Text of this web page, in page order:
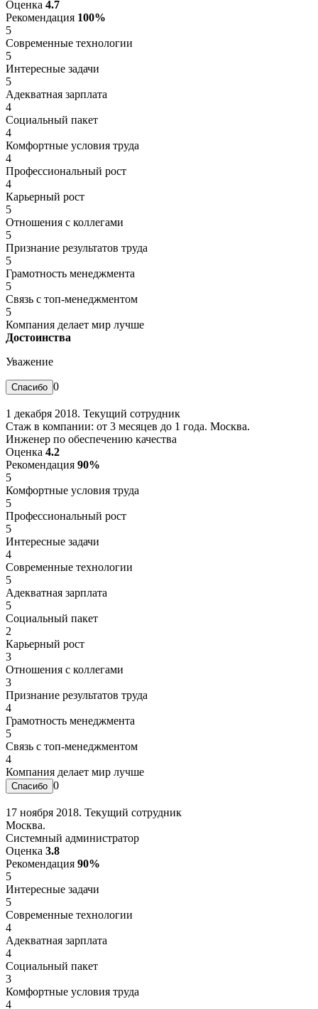
Оценка 4.7
Рекомендация 100%
5
Современные технологии
5
Интересные задачи
5
Адекватная зарплата
4
Социальный пакет
4
Комфортные условия труда
4
Профессиональный рост
4
Карьерный рост
5
Отношения с коллегами
5
Признание результатов труда
5
Грамотность менеджмента
5
Связь с топ-менеджментом
5
Компания делает мир лучше
Достоинства
Уважение
0
1 декабря 2018. Текущий сотрудник
Стаж в компании: от 3 месяцев до 1 года. Москва.
Инженер по обеспечению качества
Оценка 4.2
Рекомендация 90%
5
Комфортные условия труда
5
Профессиональный рост
5
Интересные задачи
4
Современные технологии
5
Адекватная зарплата
5
Социальный пакет
2
Карьерный рост
3
Отношения с коллегами
3
Признание результатов труда
4
Грамотность менеджмента
5
Связь с топ-менеджментом
4
Компания делает мир лучше
0
17 ноября 2018. Текущий сотрудник
Москва.
Системный администратор
Оценка 3.8
Рекомендация 90%
5
Интересные задачи
5
Современные технологии
4
Адекватная зарплата
4
Социальный пакет
3
Комфортные условия труда
4